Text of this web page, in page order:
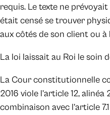
requis. Le texte ne
était censé se trouver
aux côtés de son client ou à
La loi laissait au Roi le soin
La Cour constitutionnelle
2016 viole l’article 12,
combinaison avec l’article